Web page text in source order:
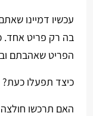
עכשיו דמיינו
בה רק פריט אחד.
הפריט שאהבתם
כיצד תפעלו כעת?
האם תרכשו חולצה